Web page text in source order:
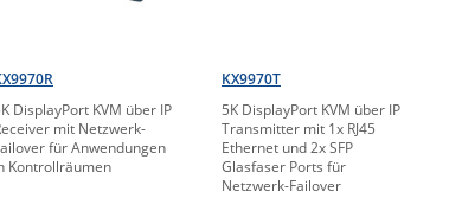
DisplayPort KVM über IP
mit Netzwerk-
für Anwendungen
Kontrollräumen
KX9970T
5K DisplayPort KVM über IP
Transmitter mit 1x RJ45
Ethernet und 2x SFP
Glasfaser Ports für
Netzwerk-Failover